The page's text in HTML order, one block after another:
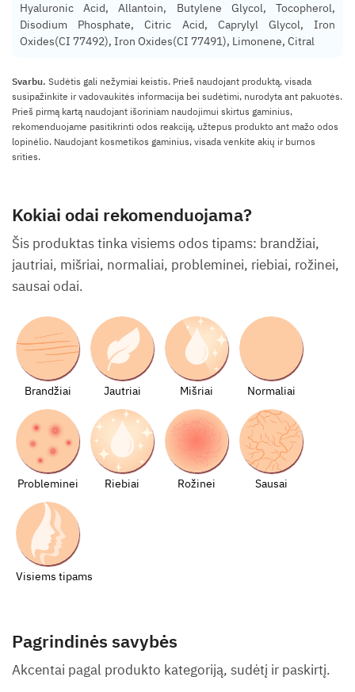
Hyaluronic Acid, Allantoin, Butylene Glycol, Tocopherol,
Disodium Phosphate, Citric Acid, Caprylyl Glycol, Iron
Oxides(CI 77492), Iron Oxides(CI 77491), Limonene, Citral
Svarbu. Sudėtis gali nežymiai keistis. Prieš naudojant produktą, visada
susipažinkite ir vadovaukitės informacija bei sudėtimi, nurodyta ant pakuotės.
Prieš pirmą kartą naudojant išoriniam naudojimui skirtus gaminius,
rekomenduojame pasitikrinti odos reakciją, užtepus produkto ant mažo odos
lopinėlio. Naudojant kosmetikos gaminius, visada venkite akių ir burnos
srities.
Kokiai odai rekomenduojama?
Šis produktas tinka visiems odos tipams: brandžiai,
jautriai, mišriai, normaliai, probleminei, riebiai, rožinei,
sausai odai.
Brandžiai Jautriai Mišriai Normaliai
Probleminei Riebiai Rožinei Sausai
Visiems tipams
Pagrindinės savybės
Akcentai pagal produkto kategoriją, sudėtį ir paskirtį.